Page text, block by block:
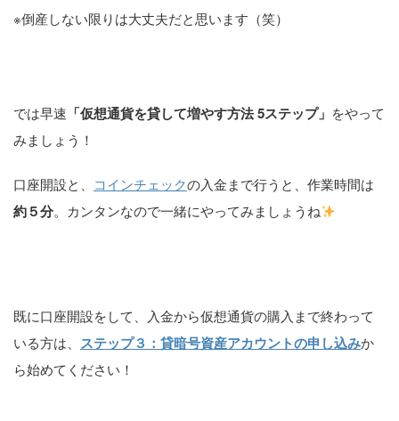
※倒産しない限りは大丈夫だと思います（笑）
では早速 「仮想通貨を貸して増やす方法 5ステップ」 をやって
みましょう！
口座開設と、 コインチェックの入金まで行うと、作業時間は
約５分。カンタンなので一緒にやってみましょうね
既に口座開設をして、入金から仮想通貨の購入まで終わって
いる方は、 ステップ３：貸暗号資産アカウントの申し込みか
ら始めてください！